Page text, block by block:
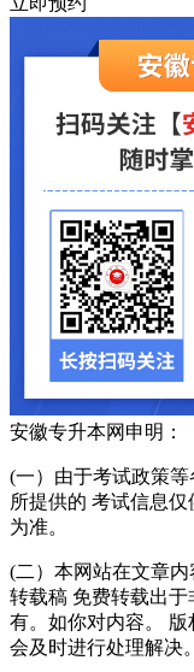
安徽专升本网申明：
(一）由于考试政策
所提供的 考试信息
为准。
(二）本网站在文章
转载稿 免费转载出
有。如你对内容。
会及时进行处理解决。